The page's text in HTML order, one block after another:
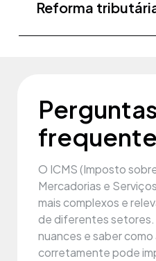
Reforma
Perguntas
O ICMS (Imposto
Mercadorias e
mais complexos e
de diferentes setores.
nuances e saber
corretamente pode